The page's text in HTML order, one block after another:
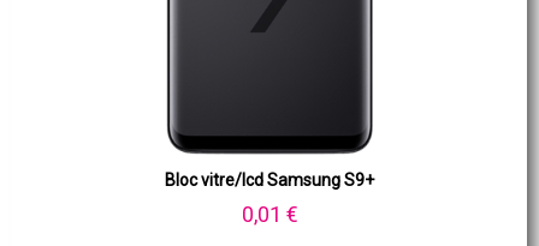
Bloc vitre/lcd Samsung S9+
0,01 €